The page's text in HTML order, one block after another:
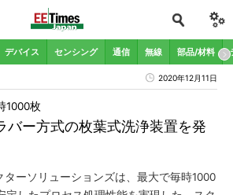
デバイス センシング 通信 無線 部品/材料
2020年12月11日
バー方式の枚葉式洗浄装置を発
1000枚
ターソリューションズは、最大で毎時1000